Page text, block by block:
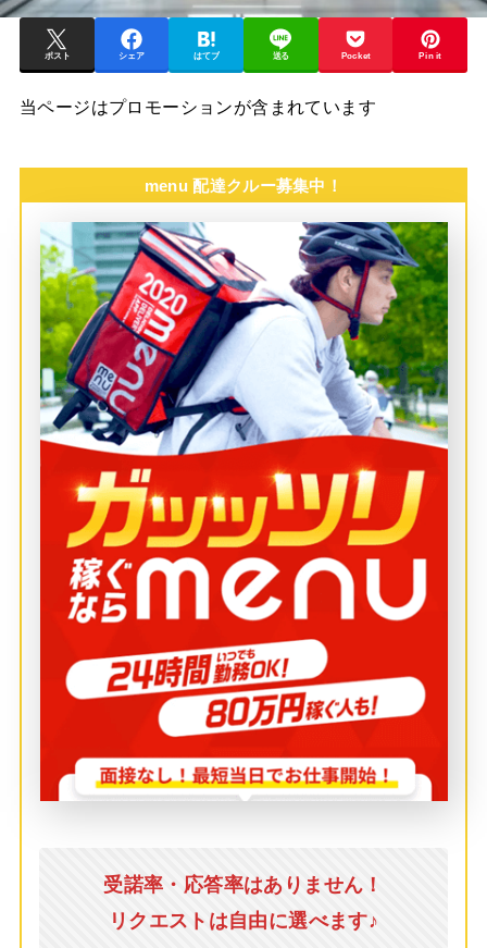
ポスト シェア はてブ 送る Pocket Pin it
当ページはプロモーションが含まれています
menu 配達クルー募集中！
受諾率・応答率はありません！
リクエストは自由に選べます♪